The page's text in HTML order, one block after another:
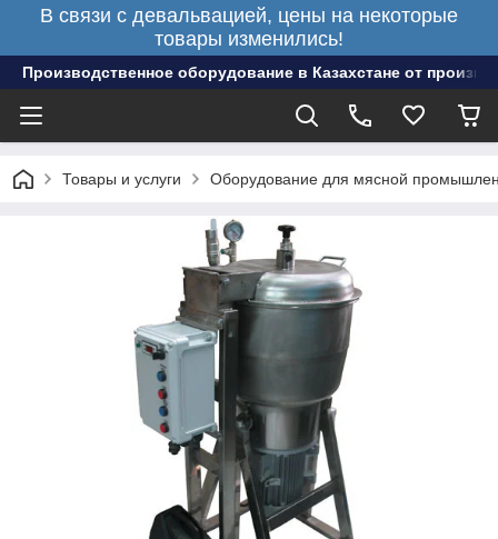
В связи с девальвацией, цены на некоторые
товары изменились!
Производственное оборудование в Казахстане от
Товары и услуги Оборудование для мясной